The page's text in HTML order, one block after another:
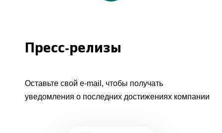
Пресс-релизы
Оставьте свой e-mail, чтобы получать
уведомления о последних достижениях компании